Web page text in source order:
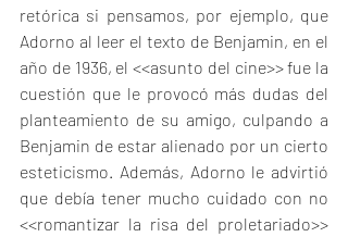
retórica si pensamos, por ejemplo, que
Adorno al leer el texto de Benjamin, en el
año de 1936, el <<asunto del cine>> fue la
cuestión que le provocó más dudas del
planteamiento de su amigo, culpando a
Benjamin de estar alienado por un cierto
esteticismo. Además, Adorno le advirtió
que debía tener mucho cuidado con no
<<romantizar la risa del proletariado>>